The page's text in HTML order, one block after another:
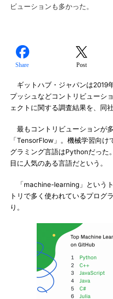
ビューションも多かった。
Share Post
ギットハブ・ジャパンは2019
プッシュなどコントリビューシ
ェクトに関する調査結果を、同
最もコントリビューションが
「TensorFlow」。機械学習向
グラミング言語はPythonだった
目に人気のある言語だという。
「machine-learning」という
トリで多く使われているプログ
り。